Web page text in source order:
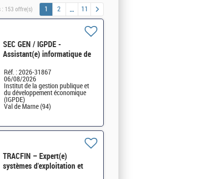
: 153 offre(s) 1 2 11
SEC GEN / IGPDE -
Assistant(e) informatique de
Réf. : 2026-31867
06/08/2026
Institut de la gestion publique et
du développement économique
(IGPDE)
Val de Marne (94)
TRACFIN – Expert(e)
systèmes d'exploitation et